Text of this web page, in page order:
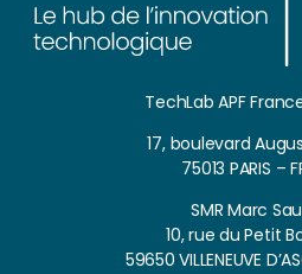
TechLab APF
17, boulevard
75013 PARIS –
SMR Marc
10, rue du Petit
59650 VILLENEUVE